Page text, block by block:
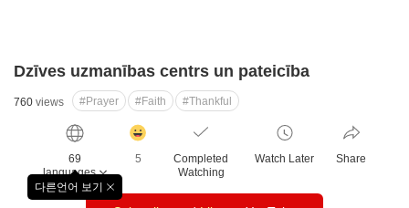
Dzīves uzmanības centrs un pateicība
760 views #Prayer #Faith #Thankful
69
languages
다른언어 보기
창
수
5
Completed
Watching
Watch Later Share